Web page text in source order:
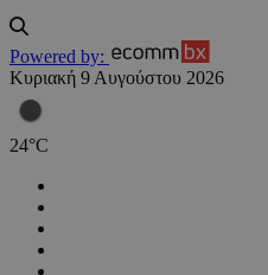
Powered by:
Κυριακή 9 Αυγούστου 2026
24°C